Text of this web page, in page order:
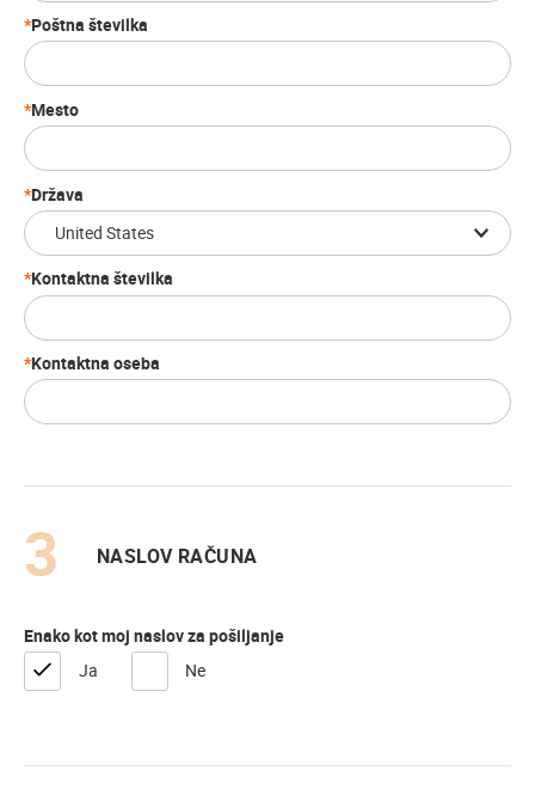
Poštna številka
Mesto
Država
Kontaktna številka
Kontaktna oseba
NASLOV RAČUNA
Enako kot moj naslov za pošiljanje
Ja
Ne